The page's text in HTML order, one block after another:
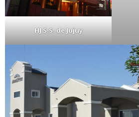
HJ S.S. de Jujuy